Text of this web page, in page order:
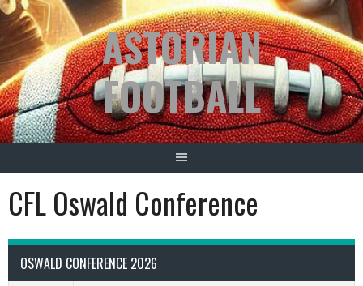
Springe
zum
Inhalt
ASTORIAN
FOOTBALL
CFL Oswald Conference
OSWALD CONFERENCE 2026